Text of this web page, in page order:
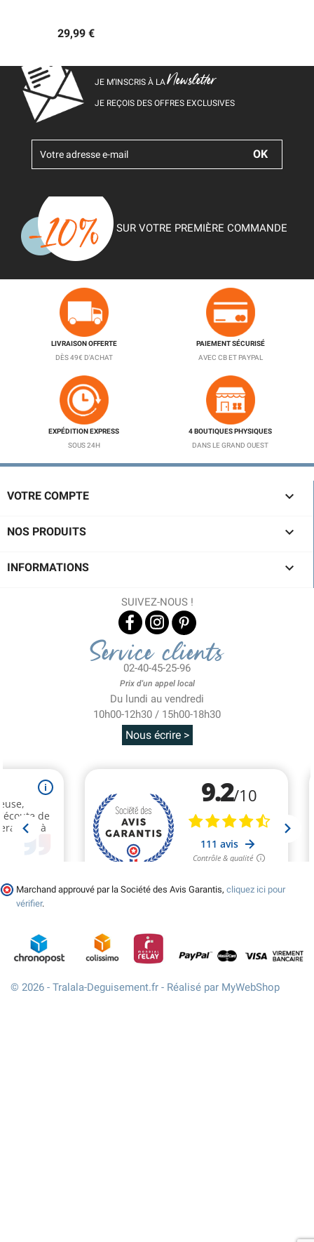
29,99 €
JE M’INSCRIS À LANewsletter
JE REÇOIS DES OFFRES EXCLUSIVES
SUR VOTRE PREMIÈRE COMMANDE
LIVRAISON OFFERTE
DÈS 49€ D'ACHAT
PAIEMENT SÉCURISÉ
AVEC CB ET PAYPAL
EXPÉDITION EXPRESS
SOUS 24H
4 BOUTIQUES PHYSIQUES
DANS LE GRAND OUEST
VOTRE COMPTE 
NOS PRODUITS 
INFORMATIONS 
SUIVEZ-NOUS !
Service clients
02-40-45-25-96
Prix d'un appel local
Du lundi au vendredi
10h00-12h30 / 15h00-18h30
Nous écrire >
Marchand approuvé par la Société des Avis Garantis, cliquez ici pour
vérifier.
© 2026 - Tralala-Deguisement.fr - Réalisé par MyWebShop